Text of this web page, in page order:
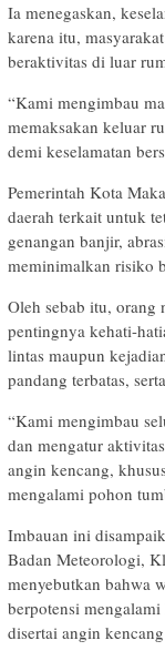
Ia menegaskan,
karena itu,
beraktivitas di luar
“Kami mengimbau
memaksakan keluar
demi keselamatan
Pemerintah Kota
daerah terkait untuk
genangan banjir,
meminimalkan risiko
Oleh sebab itu, orang
pentingnya kehati-
lintas maupun
pandang terbatas,
“Kami mengimbau
dan mengatur
angin kencang,
mengalami pohon
Imbauan ini
Badan Meteorologi,
menyebutkan bahwa
berpotensi
disertai angin